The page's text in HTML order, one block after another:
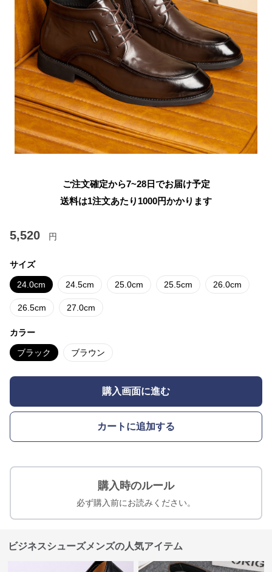
ご注文確定から7~28日でお届け予定
送料は1注文あたり 1000円かかります
5,520 円
サイズ
24.0cm 24.5cm 25.0cm 25.5cm 26.0cm
26.5cm 27.0cm
カラー
ブラック ブラウン
購入画面に進む
カートに追加する
購入時のルール
必ず購入前にお読みください。
ビジネスシューズメンズの人気アイテム